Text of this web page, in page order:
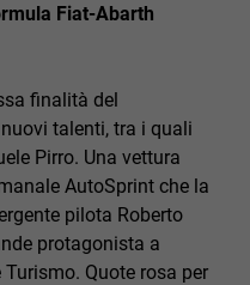
Fiat-Abarth
finalità del
talenti, tra i quali
Pirro. Una vettura
AutoSprint che la
pilota Roberto
protagonista a
Quote rosa per